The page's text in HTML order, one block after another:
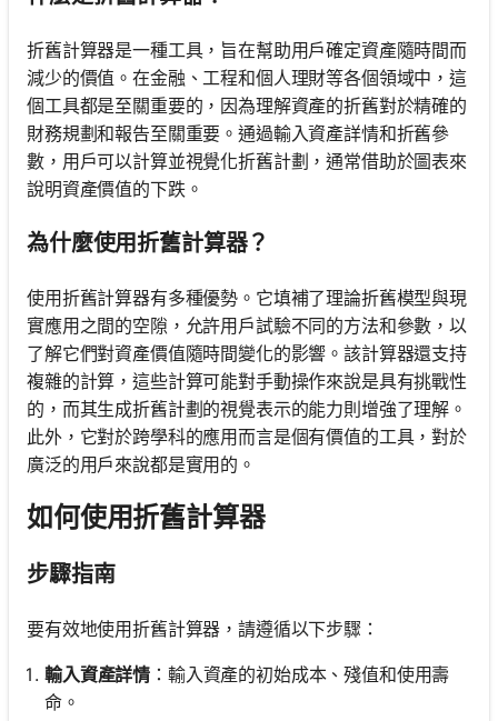
折舊計算器是一種工具，旨在幫助用戶確定資產隨時間而
減少的價值。在金融、工程和個人理財等各個領域中，這
個工具都是至關重要的，因為理解資產的折舊對於精確的
財務規劃和報告至關重要。通過輸入資產詳情和折舊參
數，用戶可以計算並視覺化折舊計劃，通常借助於圖表來
說明資產價值的下跌。
為什麼使用折舊計算器？
使用折舊計算器有多種優勢。它填補了理論折舊模型與現
實應用之間的空隙，允許用戶試驗不同的方法和參數，以
了解它們對資產價值隨時間變化的影響。該計算器還支持
複雜的計算，這些計算可能對手動操作來說是具有挑戰性
的，而其生成折舊計劃的視覺表示的能力則增強了理解。
此外，它對於跨學科的應用而言是個有價值的工具，對於
廣泛的用戶來說都是實用的。
如何使用折舊計算器
步驟指南
要有效地使用折舊計算器，請遵循以下步驟：
輸入資產詳情 ：輸入資產的初始成本、殘值和使用壽
命。